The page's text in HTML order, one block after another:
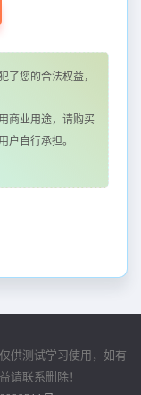
了您的合法权益，
商业用途，请购买
户自行承担。
供测试学习使用，如有
请联系删除！